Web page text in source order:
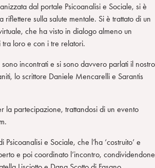
dal portale Psicoanalisi e Sociale, si è
riflettere sulla salute mentale. Si è trattato di un
che ha visto in dialogo almeno un
loro e con i tre relatori.
incontrati e si sono davvero parlati il nostro
lo scrittore Daniele Mencarelli e Sarantis
la partecipazione, trattandosi di un evento
Psicoanalisi e Sociale, che l’ha ‘costruito’ e
e poi coordinato l’incontro, condividendone